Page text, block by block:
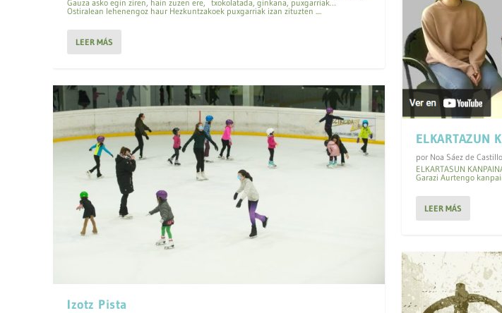
Gauza asko egin ziren, hain zuzen ere, txokolatada, ginkana, puxgarriak…
Ostiralean lehenengoz haur Hezkuntzakoek puxgarriak izan zituzten ....
LEER MÁS
Izotz Pista
ELKARTAZUN
por Noa Sáez de Castillo
ELKARTASUN
Garazi Aurtengo
LEER MÁS